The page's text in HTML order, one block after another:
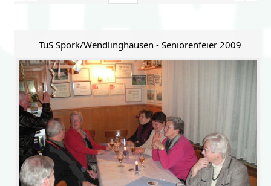
TuS Spork/Wendlinghausen - Seniorenfeier 2009